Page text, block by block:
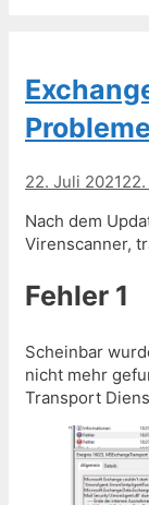
22. Juli 2021
Nach dem
Virenscanner,
Fehler 1
Scheinbar
nicht mehr
Transport